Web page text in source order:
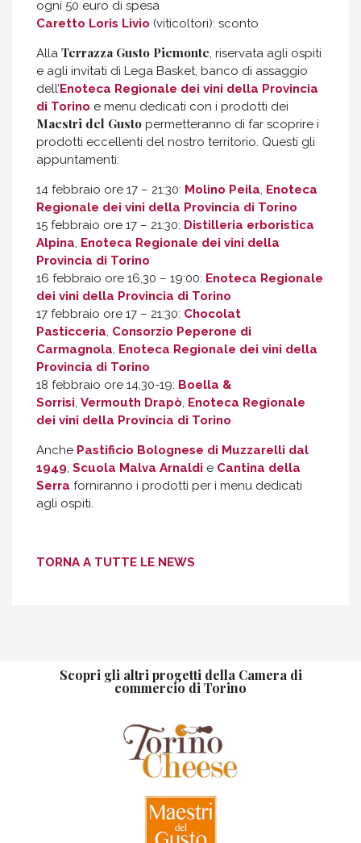
ogni 50 euro di spesa
Caretto Loris Livio (viticoltori): sconto
Alla Terrazza Gusto Piemonte, riservata agli ospiti
e agli invitati di Lega Basket, banco di assaggio
dell’ Enoteca Regionale dei vini della Provincia
di Torino e menu dedicati con i prodotti dei
Maestri del Gusto permetteranno di far scoprire i
prodotti eccellenti del nostro territorio. Questi gli
appuntamenti:
14 febbraio ore 17 – 21:30: Molino Peila, Enoteca
Regionale dei vini della Provincia di Torino
15 febbraio ore 17 – 21:30: Distilleria erboristica
Alpina, Enoteca Regionale dei vini della
Provincia di Torino
16 febbraio ore 16,30 – 19:00: Enoteca Regionale
dei vini della Provincia di Torino
17 febbraio ore 17 – 21:30: Chocolat
Pasticceria, Consorzio Peperone di
Carmagnola, Enoteca Regionale dei vini della
Provincia di Torino
18 febbraio ore 14,30-19: Boella &
Sorrisi, Vermouth Drapò, Enoteca Regionale
dei vini della Provincia di Torino
Anche Pastificio Bolognese di Muzzarelli dal
1949, Scuola Malva Arnaldi e Cantina della
Serra forniranno i prodotti per i menu dedicati
agli ospiti.
TORNA A TUTTE LE NEWS
Scopri gli altri progetti della Camera di
commercio di Torino